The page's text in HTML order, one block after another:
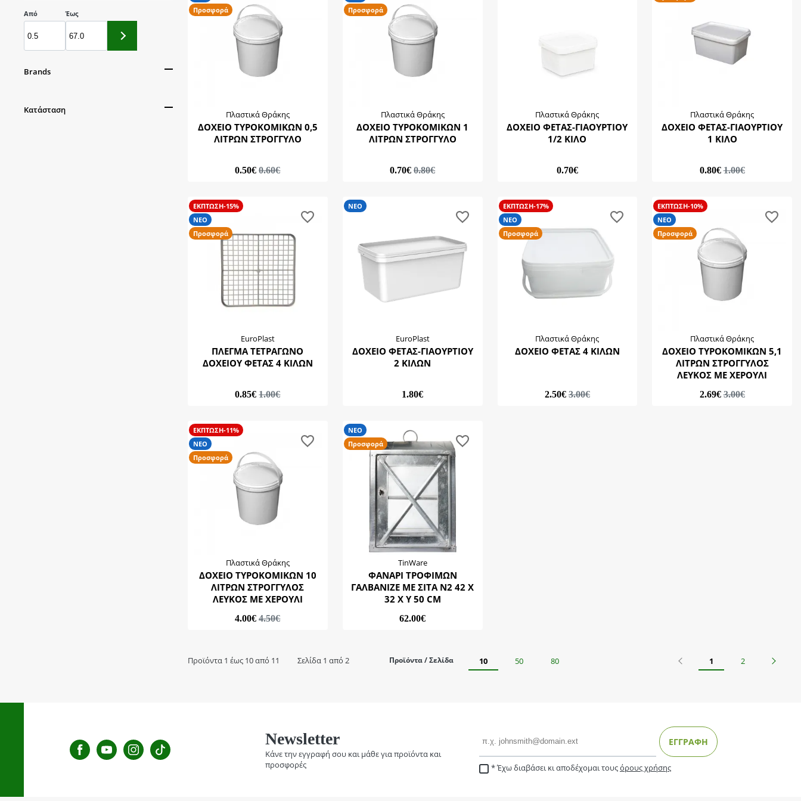
Από Έως
Brands
TinWare
Κατάσταση
Προσφορά
Πλαστικά Θράκης
ΔΟΧΕΙΟ ΤΥΡΟΚΟΜΙΚΩΝ 0,5
ΛΙΤΡΩΝ ΣΤΡΟΓΓΥΛΟ
0.50€0.60€
Προσφορά
Πλαστικά Θράκης
ΔΟΧΕΙΟ ΤΥΡΟΚΟΜΙΚΩΝ 1
ΛΙΤΡΩΝ ΣΤΡΟΓΓΥΛΟ
0.70€0.80€
Πλαστικά Θράκης
ΔΟΧΕΙΟ ΦΕΤΑΣ-ΓΙΑΟΥΡΤΙΟΥ
1/2 ΚΙΛΟ
0.70€
Πλαστικά Θράκης
ΔΟΧΕΙΟ ΦΕΤΑΣ-ΓΙΑΟΥΡΤΙΟΥ
1 ΚΙΛΟ
0.80€1.00€
ΕΚΠΤΩΣΗ-15%
ΝΕΟ
Προσφορά
EuroPlast
ΠΛΕΓΜΑ ΤΕΤΡΑΓΩΝΟ
ΔΟΧΕΙΟΥ ΦΕΤΑΣ 4 ΚΙΛΩΝ
0.85€1.00€
ΝΕΟ
EuroPlast
ΔΟΧΕΙΟ ΦΕΤΑΣ-ΓΙΑΟΥΡΤΙΟΥ
2 ΚΙΛΩΝ
1.80€
ΕΚΠΤΩΣΗ-17%
ΝΕΟ
Προσφορά
Πλαστικά Θράκης
ΔΟΧΕΙΟ ΦΕΤΑΣ 4 ΚΙΛΩΝ
2.50€ 3.00€
ΕΚΠΤΩΣΗ-10%
ΝΕΟ
Προσφορά
Πλαστικά Θράκης
ΔΟΧΕΙΟ ΤΥΡΟΚΟΜΙΚΩΝ 5,1
ΛΙΤΡΩΝ ΣΤΡΟΓΓΥΛΟΣ
ΛΕΥΚΟΣ ΜΕ ΧΕΡΟΥΛΙ
2.69€3.00€
ΕΚΠΤΩΣΗ-11%
ΝΕΟ
Προσφορά
Πλαστικά Θράκης
ΔΟΧΕΙΟ ΤΥΡΟΚΟΜΙΚΩΝ 10
ΛΙΤΡΩΝ ΣΤΡΟΓΓΥΛΟΣ
ΛΕΥΚΟΣ ΜΕ ΧΕΡΟΥΛΙ
4.00€4.50€
ΝΕΟ
Προσφορά
TinWare
ΦΑΝΑΡΙ ΤΡΟΦΙΜΩΝ
ΓΑΛΒΑΝΙΖΕ ΜΕ ΣΙΤΑ Ν2 42 X
32 X Υ 50 CM
62.00€
Προϊόντα 1 έως 10 από 11 Σελίδα 1 από 2 Προϊόντα / Σελίδα 10 50 80 Προηγούμενο
1 2
Newsletter
Κάνε την εγγραφή σου και μάθε για προϊόντα και
προσφορές
ΕΓΓΡΑΦΗ
Έχω διαβάσει κι αποδέχομαι τουςόρους χρήσης